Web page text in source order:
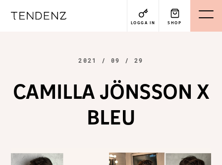
LOGGA IN SHOP
2021 / 09 / 29
CAMILLA JÖNSSON X
BLEU